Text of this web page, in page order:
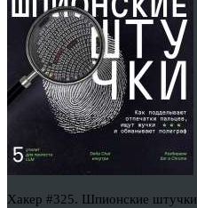
Хакер #325. Шпионские штучки